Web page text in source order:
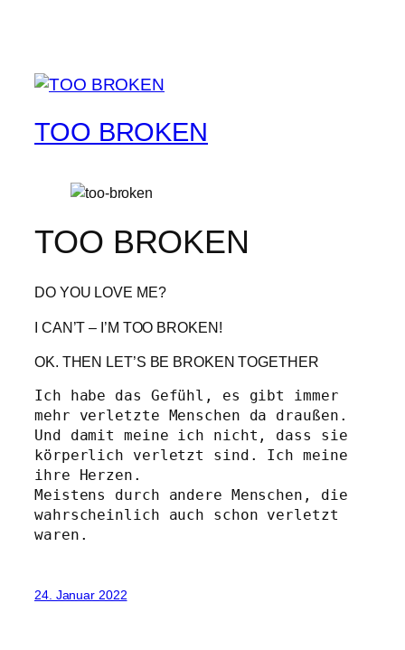
TOO BROKEN
TOO BROKEN
DO YOU LOVE ME?
I CAN’T – I’M TOO BROKEN!
OK. THEN LET’S BE BROKEN TOGETHER
Ich habe das Gefühl, es gibt immer
mehr verletzte Menschen da draußen.
Und damit meine ich nicht, dass sie
körperlich verletzt sind. Ich meine
ihre Herzen.
Meistens durch andere Menschen, die
wahrscheinlich auch schon verletzt
24. Januar 2022